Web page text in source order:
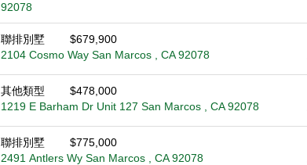
92078
聯排別墅
$679,900
2104 Cosmo Way San Marcos , CA 92078
其他類型
$478,000
1219 E Barham Dr Unit 127 San Marcos , CA 92078
聯排別墅
$775,000
2491 Antlers Wy San Marcos , CA 92078